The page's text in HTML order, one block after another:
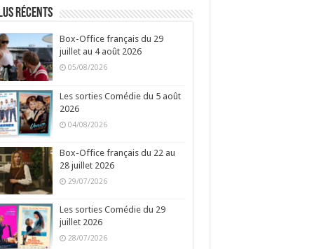
récents
Box-Office français du 29
juillet au 4 août 2026
05/08/2026
Les sorties Comédie du 5 août
2026
04/08/2026
Box-Office français du 22 au
28 juillet 2026
29/07/2026
Les sorties Comédie du 29
juillet 2026
28/07/2026